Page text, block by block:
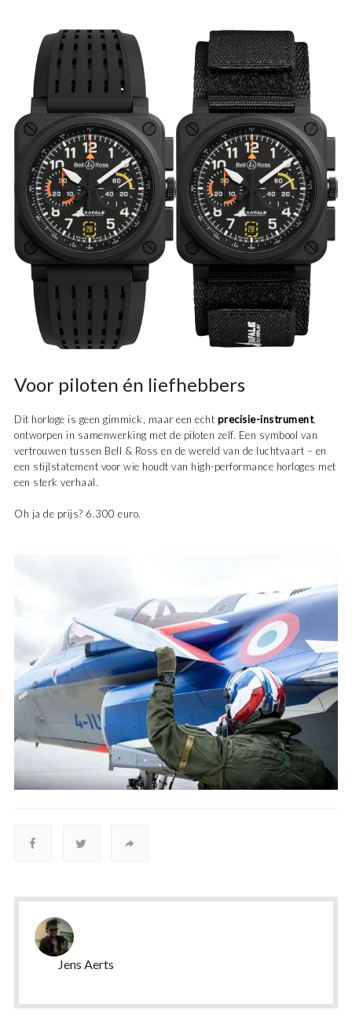
Voor piloten én liefhebbers
Dit horloge is geen gimmick, maar een echt precisie-instrument,
ontworpen in samenwerking met de piloten zelf. Een symbool van
vertrouwen tussen Bell & Ross en de wereld van de luchtvaart – en
een stijlstatement voor wie houdt van high-performance horloges met
een sterk verhaal.
Oh ja de prijs? 6.300 euro.
Jens Aerts